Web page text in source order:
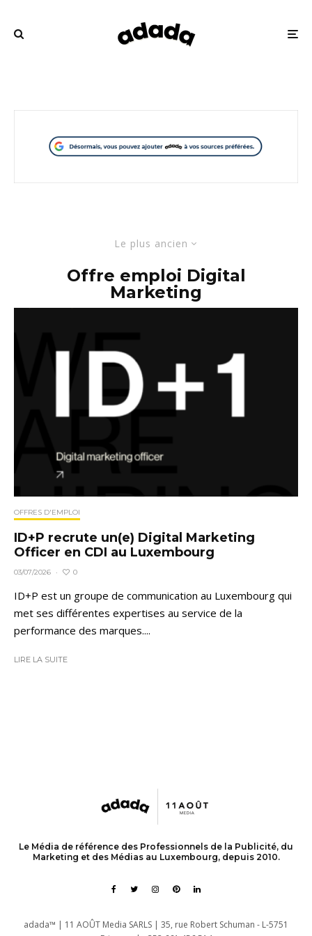
Le plus ancien
Offre emploi Digital
Marketing
OFFRES D'EMPLOI
ID+P recrute un(e) Digital Marketing
Officer en CDI au Luxembourg
03/07/2026 · 0
ID+P est un groupe de communication au Luxembourg qui
met ses différentes expertises au service de la
performance des marques....
LIRE LA SUITE
Le Média de référence des Professionnels de la Publicité, du
Marketing et des Médias au Luxembourg, depuis 2010.
adada™ | 11 AOÛT Media SARLS | 35, rue Robert Schuman - L-5751